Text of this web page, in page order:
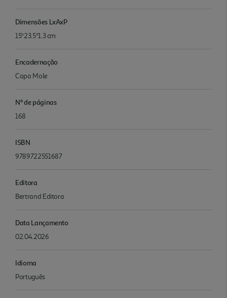
Dimensões LxAxP
15*23.5*1.3 cm
Encadernação
Capa Mole
Nº de páginas
168
ISBN
9789722551687
Editora
Bertrand Editora
Data Lançamento
02.04.2026
Idioma
Português